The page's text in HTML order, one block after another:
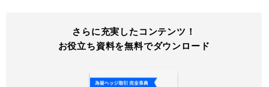
さらに充実したコンテンツ！
お役立ち資料を無料でダウンロード